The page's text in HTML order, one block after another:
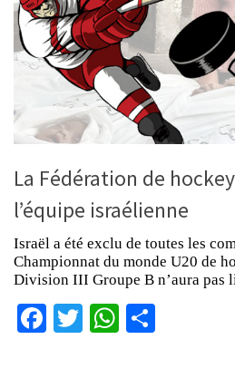
La Fédération de
l’équipe israélienne
Israël a été exclu de toutes les
Championnat du monde U20 de
Division III Groupe B n’aura pas
Facebook
TwitterWhatsApp